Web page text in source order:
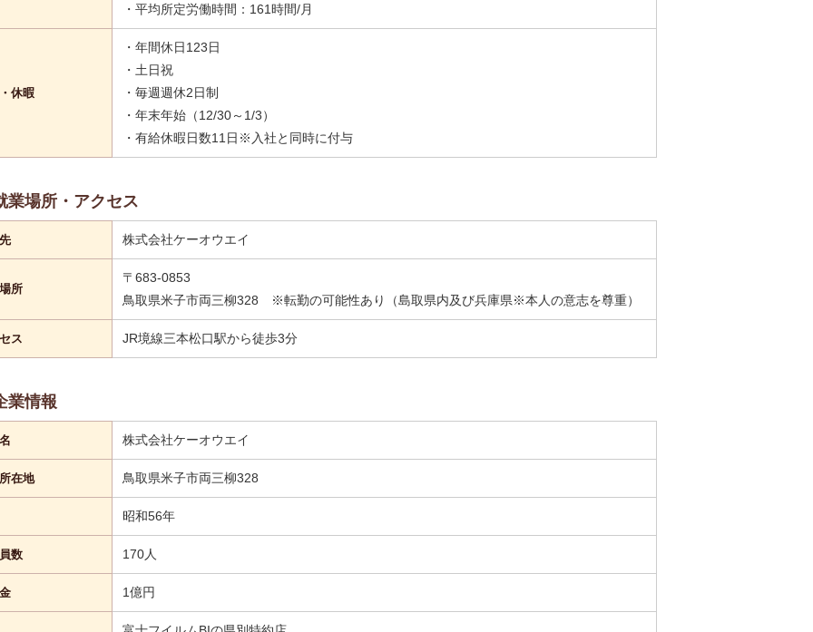
・平均所定労働時間：161時間/月
休暇
・年間休日123日
・土日祝
・毎週週休2日制
・年末年始（12/30～1/3）
・有給休暇日数11日※入社と同時に付与
業場所・アクセス
株式会社ケーオウエイ
所
〒683-0853
鳥取県米子市両三柳328 ※転勤の可能性あり（島取県内及び兵庫県※本人の意志を尊重）
ス JR境線三本松口駅から徒歩3分
業情報
株式会社ケーオウエイ
在地 鳥取県米子市両三柳328
昭和56年
数 170人
1億円